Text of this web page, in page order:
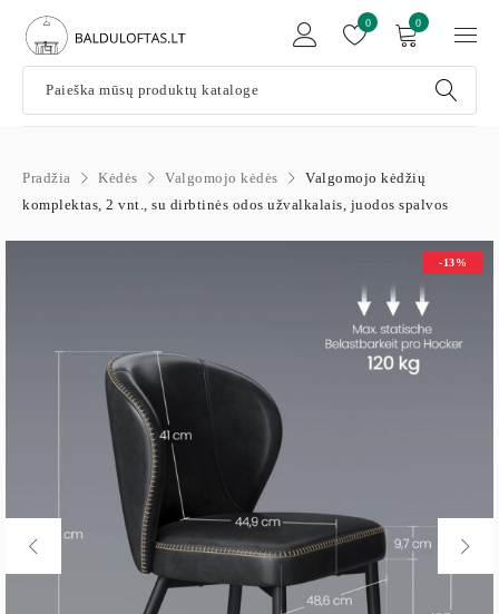
0
0
Pradžia Kėdės Valgomojo kėdės
Valgomojo kėdžių
komplektas, 2 vnt., su dirbtinės odos užvalkalais, juodos spalvos
-13%